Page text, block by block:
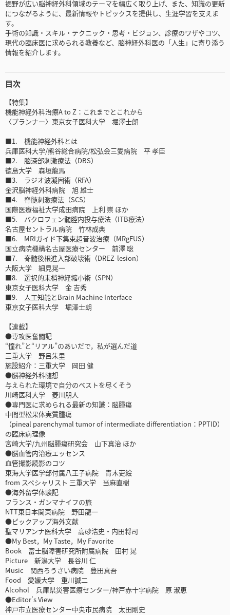
裾野が広い脳神経外科領域のテーマを幅広く取り上げ、また、知識の更新
につながるように、最新情報やトピックスを提供し、生涯学習を支えま
す。
手術の知識・スキル・テクニック・思考・ビジョン、診療のワザやコツ、
現代の臨床医に求められる教養など、脳神経外科医の「人生」に寄り添う
情報を紹介します。
目次
【特集】
機能神経外科治療A to Z：これまでとこれから
〈プランナー〉東京女子医科大学 堀澤士朗
■1. 機能神経外科とは
兵庫医科大学/熊谷総合病院/松弘会三愛病院 平 孝臣
■2. 脳深部刺激療法（DBS）
徳島大学 森垣龍馬
■3. ラジオ波凝固術（RFA）
金沢脳神経外科病院 旭 雄士
■4. 脊髄刺激療法（SCS）
国際医療福祉大学成田病院 上利 崇 ほか
■5. バクロフェン髄腔内投与療法（ITB療法）
名古屋セントラル病院 竹林成典
■6. MRIガイド下集束超音波治療（MRgFUS）
国立病院機構名古屋医療センター 前澤 聡
■7. 脊髄後根進入部破壊術（DREZ-lesion）
大阪大学 細見晃一
■8. 選択的末梢神経縮小術（SPN）
東京女子医科大学 金 吉秀
■9. 人工知能とBrain Machine Interface
東京女子医科大学 堀澤士朗
【連載】
●専攻医奮闘記
“憧れ”と“リアル”のあいだで，私が選んだ道
三重大学 野呂朱里
施設紹介：三重大学 岡田 健
●脳神経外科随想
与えられた環境で自分のベストを尽くそう
川崎医科大学 菱川朋人
●専門医に求められる最新の知識：脳腫瘍
中間型松果体実質腫瘍
（pineal parenchymal tumor of intermediate differentiation：PPTID）
の臨床病理像
宮崎大学/九州脳腫瘍研究会 山下真治 ほか
●脳血管内治療エッセンス
血管撮影読影のコツ
東海大学医学部付属八王子病院 青木吏絵
from スペシャリスト 三重大学 当麻直樹
●海外留学体験記
フランス・ガンマナイフの旅
NTT東日本関東病院 野田龍一
●ピックアップ海外文献
聖マリアンナ医科大学 高砂浩史・内田将司
●My Best，My Taste，My Favorite
Book 富士脳障害研究所附属病院 田村 晃
Picture 新潟大学 長谷川 仁
Music 関西ろうさい病院 豊田真吾
Food 愛媛大学 重川誠二
Alcohol 兵庫県災害医療センター/神戸赤十字病院 原 淑恵
●Editor's View
神戸市立医療センター中央市民病院 太田剛史